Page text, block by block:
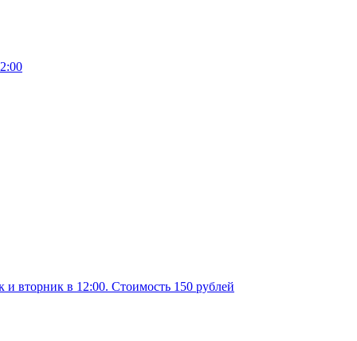
вторник в 12:00. Стоимость 150 рублей